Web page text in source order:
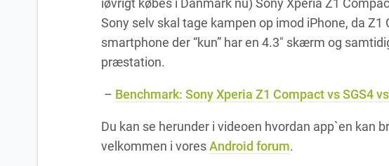
iøvrigt købes i Danmark nu) Sony Xperia Z1
Sony selv skal tage kampen op imod iPhone, da
smartphone der “kun” har en 4.3″ skærm og
præstation.
– Benchmark: Sony Xperia Z1 Compact vs SGS4
Du kan se herunder i videoen hvordan app`en kan
velkommen i voresAndroid forum.